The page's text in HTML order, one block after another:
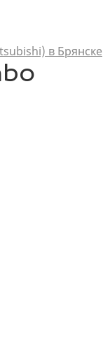
в Брянске